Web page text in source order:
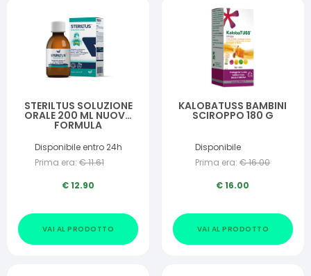
STERILTUS SOLUZIONE
ORALE 200 ML NUOVA
FORMULA
Disponibile entro 24h
Prima era: €11.61
€12.90
VAI AL PRODOTTO
KALOBATUSS BAMBINI
SCIROPPO 180 G
Disponibile
Prima era: €16.00
€16.00
VAI AL PRODOTTO